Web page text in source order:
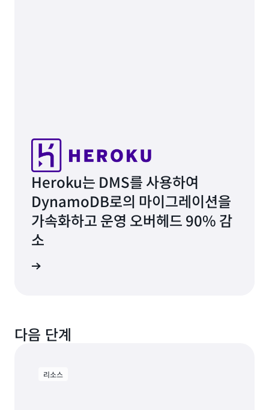
Heroku는 DMS를 사용하여
DynamoDB로의 마이그레이션을
가속화하고 운영 오버헤드 90% 감
소
다음 단계
리소스